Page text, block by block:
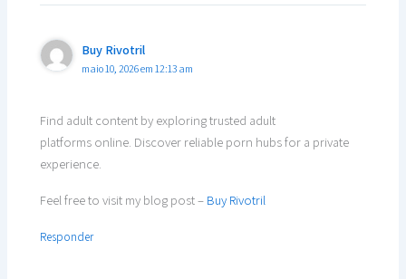
Buy Rivotril
maio 10, 2026 em 12:13 am
Find adult content by exploring trusted adult
platforms online. Discover reliable porn hubs for a private
experience.
Feel free to visit my blog post – Buy Rivotril
Responder